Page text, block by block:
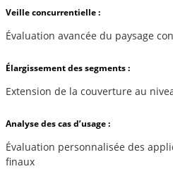
Veille concurrentielle :
Évaluation avancée du paysage
Élargissement des segments :
Extension de la couverture au
Analyse des cas d’usage :
Évaluation personnalisée des
finaux